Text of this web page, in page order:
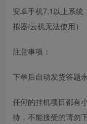
安卓手机7.1以上系
拟器/云机无法使用）
注意事项：
下单后自动发货答题
任何的挂机项目都有
待，不能接受的请勿下